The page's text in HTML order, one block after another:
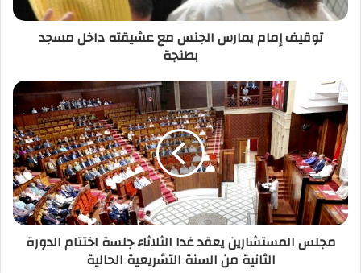
بطنجة
توقيف إمام يمارس الجنس مع عشيقته داخل مسجد
بطنجة
مجلس
المستشارين
يعقد
غدا
الثلاثاء
جلسة
اختتام
الدورة
الثانية
مجلس المستشارين يعقد غدا الثلاثاء جلسة اختتام الدورة
الثانية من السنة التشريعية الحالية